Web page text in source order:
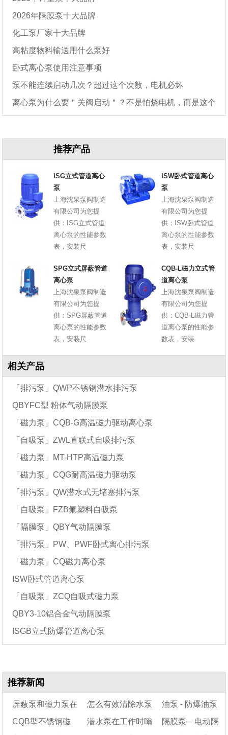
2026年隔膜泵十大品牌
化工泵厂家十大品牌
高粘度物料输送用什么泵好
卧式离心泵使用注意事项
泵不能连续启动几次？超过这个次数，电机必坏
离心泵为什么要＂关阀启动＂？不是怕烧电机，而是这个
推荐产品
ISG立式管道离心
泵
上海沈泉泵阀制造
有限公司为您提
供：ISG立式管道
离心泵的性能参数
表，安装尺
ISW卧式管道离心
泵
上海沈泉泵阀制造
有限公司为您提
供：ISW卧式管道
离心泵的性能参数
表，安装尺
SPG立式屏蔽管道
离心泵
上海沈泉泵阀制造
有限公司为您提
供：SPG屏蔽管道
离心泵的性能参数
表，安装尺
CQB-L磁力立式管
道离心泵
上海沈泉泵阀制造
有限公司为您提
供：CQB-L磁力管
道离心泵的性能参
数表，安装
相关产品
「排污泵」QWP不锈钢潜水排污泵
QBYFC型 粉体气动隔膜泵
「磁力泵」CQB-G高温磁力驱动离心泵
「自吸泵」ZWL直联式自吸排污泵
「磁力泵」MT-HTP高温磁力泵
「磁力泵」CQG耐高温磁力驱动泵
「排污泵」QW潜水式无堵塞排污泵
「自吸泵」FZB氟塑料自吸泵
「隔膜泵」QBY气动隔膜泵
「排污泵」PW、PWF卧式离心排污泵
「磁力泵」CQ磁力离心泵
ISW卧式管道离心泵
「自吸泵」ZCQ自吸式磁力泵
QBY3-10铝合金气动隔膜泵
ISGB立式防爆管道离心泵
推荐新闻
屏蔽泵和磁力泵在
化工应用方面有什么
怎么有效清除水泵
里的水垢
油泵 - 防爆油泵
CQB型不锈钢磁
潜水泵在工作时嗡
隔膜泵—电动隔